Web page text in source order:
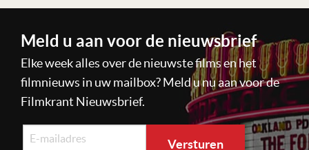
Meld u aan voor de nieuwsbrief
Elke week alles over de nieuwste films en het
filmnieuws in uw mailbox? Meld u nu aan voor de
Filmkrant Nieuwsbrief.